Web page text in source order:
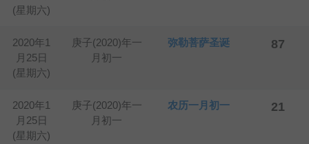
(星期六)
2020年1
月25日
(星期六)
庚子(2020)年一
月初一
弥勒菩萨圣诞 87
2020年1
月25日
(星期六)
庚子(2020)年一
月初一
农历一月初一 21